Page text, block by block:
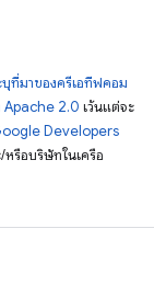
ที่มาของครีเอทีฟคอม
Apache 2.0 เว้นแต่จะ
Developers
รือบริษัทในเครือ